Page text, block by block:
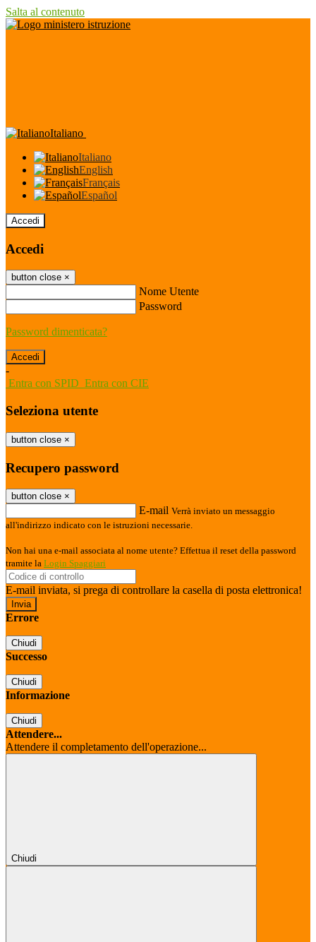
Salta al contenuto
Italiano
Italiano
English
Français
Español
Accedi
Accedi
button close ×
Nome Utente
Password
Password dimenticata?
-
Entra con SPID Entra con CIE
Seleziona utente
button close ×
Recupero password
button close ×
E-mail Verrà inviato un messaggio
all'indirizzo indicato con le istruzioni necessarie.
Non hai una e-mail associata al nome utente? Effettua il reset della password
tramite la Login Spaggiari
E-mail inviata, si prega di controllare la casella di posta elettronica!
Errore
Chiudi
Successo
Chiudi
Informazione
Chiudi
Attendere...
Attendere il completamento dell'operazione...
Chiudi